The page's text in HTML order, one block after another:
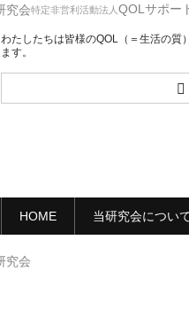
特定非営利活動法人 QOLサポー
わたしたちは皆様のQOL（＝生活の質
ます。
HOME 当研究会につい